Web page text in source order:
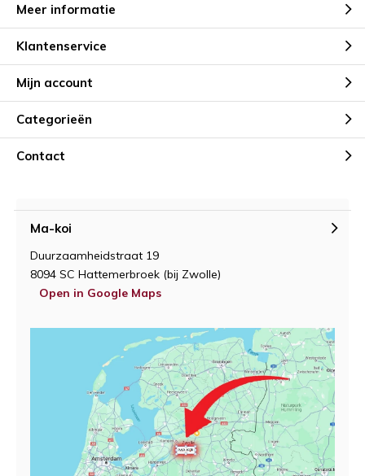
Meer informatie
Klantenservice
Mijn account
Categorieën
Contact
Ma-koi
Duurzaamheidstraat 19
8094 SC Hattemerbroek (bij Zwolle)
Open in Google Maps